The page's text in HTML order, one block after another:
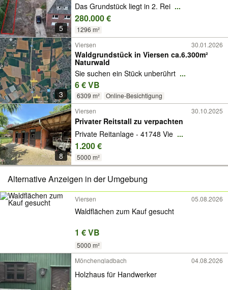
5
Das Grundstück liegt in 2. Rei ...
280.000 €
1296 m²
3
Viersen 30.01.2026
Waldgrundstück in Viersen ca.6.300m²
Naturwald
Sie suchen ein Stück unberührt ...
6 € VB
6309 m² Online-Besichtigung
8
Viersen 30.10.2025
Privater Reitstall zu verpachten
Private Reitanlage - 41748 Vie ...
1.200 €
5000 m²
Alternative Anzeigen in der Umgebung
Viersen 05.08.2026
Waldflächen zum Kauf gesucht
1 € VB
5000 m²
Mönchengladbach
04.08.2026
Holzhaus für Handwerker